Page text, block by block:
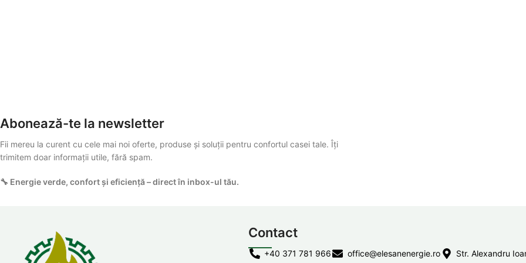
Abonează-te la newsletter
Fii mereu la curent cu cele mai noi oferte, produse și soluții pentru confortul casei tale. Îți
trimitem doar informații utile, fără spam.
🔧 Energie verde, confort și eficiență – direct în inbox-ul tău.
Contact
+40 371 781 966 office@elesanenergie.ro Str. Alexandru